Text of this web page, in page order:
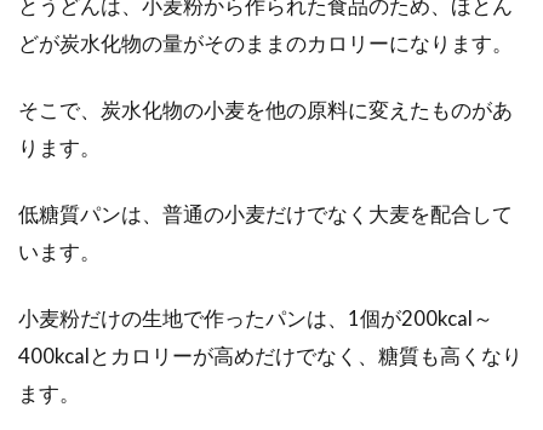
とうどんは、小麦粉から作られた食品のため、ほとん
どが炭水化物の量がそのままのカロリーになります。
そこで、炭水化物の小麦を他の原料に変えたものがあ
ります。
低糖質パンは、普通の小麦だけでなく大麦を配合して
います。
小麦粉だけの生地で作ったパンは、1個が200kcal～
400kcalとカロリーが高めだけでなく、糖質も高くなり
ます。